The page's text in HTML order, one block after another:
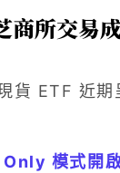
商所交易
貨 ETF 近
模式開